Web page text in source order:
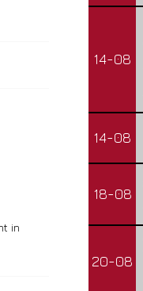
in
14-08
14-08
18-08
20-08